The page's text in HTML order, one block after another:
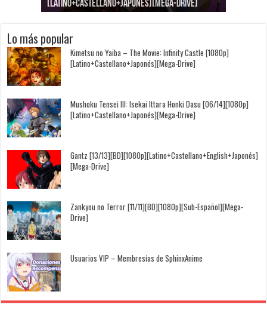
[Latino+Castellano+Japonés][Mega-Drive]
[Latino+Japonés][Mega-Drive]
[Latino+Castellano+Japonés][Mega-Drive]
[1080p][Sub-Español][Mega-Drive]
[Castellano+English+Japonés][Mega-Drive]
[1080p][Sub-Español][Mega-Drive]
Lo más popular
Kimetsu no Yaiba – The Movie: Infinity Castle [1080p]
[Latino+Castellano+Japonés][Mega-Drive]
Mushoku Tensei III: Isekai Ittara Honki Dasu [06/14][1080p]
[Latino+Castellano+Japonés][Mega-Drive]
Gantz [13/13][BD][1080p][Latino+Castellano+English+Japonés]
[Mega-Drive]
Zankyou no Terror [11/11][BD][1080p][Sub-Español][Mega-
Drive]
Usuarios VIP – Membresías de SphinxAnime